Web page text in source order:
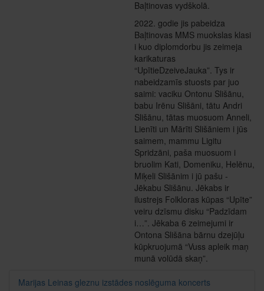
Baļtinovas vydškolā.
2022. godie jis pabeidza
Baļtinovas MMS muokslas klasi
i kuo diplomdorbu jis zeimeja
karikaturas
“UpītieDzeiveJauka”. Tys ir
nabeidzamīs stuosts par juo
saimi: vaciku Ontonu Slišānu,
babu Irēnu Slišāni, tātu Andri
Slišānu, tātas muosuom Anneli,
Lienīti un Mārīti Slišāniem i jūs
saimem, mammu Ligitu
Spridzāni, paša muosuom i
bruolim Kati, Domeniku, Helēnu,
Miķeli Slišānim i jū pašu -
Jēkabu Slišānu. Jēkabs ir
ilustrejs Folkloras kūpas “Upīte”
veiru dzīsmu disku “Padzīdam
i…”. Jēkaba 6 zeimejumi ir
Ontona Slišāna bārnu dzejūļu
kūpkruojumā “Vuss apleik maņ
munā volūdā skaņ”.
Marijas Leinas gleznu izstādes noslēguma koncerts